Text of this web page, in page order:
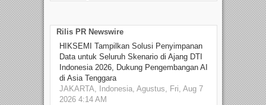
Rilis PR Newswire
HIKSEMI Tampilkan Solusi Penyimpanan
Data untuk Seluruh Skenario di Ajang DTI
Indonesia 2026, Dukung Pengembangan AI
di Asia Tenggara
JAKARTA, Indonesia, Agustus, Fri, Aug 7
2026 4:14 AM